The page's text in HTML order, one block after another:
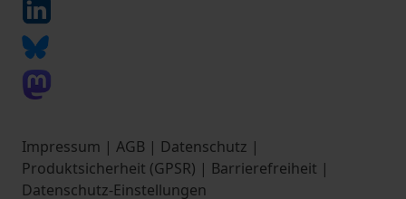
Impressum | AGB | Datenschutz |
Produktsicherheit (GPSR) | Barrierefreiheit |
Datenschutz-Einstellungen